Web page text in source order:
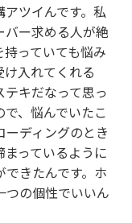
ツイんです。私
ー求める人が絶
っていても悩み
入れてくれる
キだなって思っ
、悩んでいたこ
ディングのとき
まっているように
きたんです。ホ
つの個性でいいん